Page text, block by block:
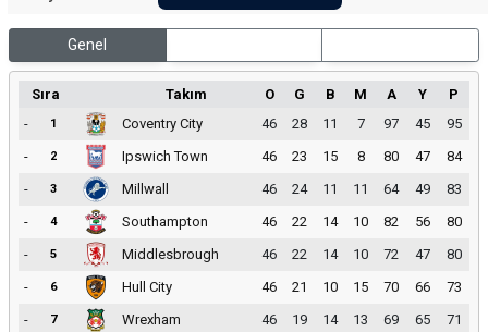
Genel
Sıra Takım O G B M A Y
P
-
1 Coventry City 46 28 11 7 97 45
95
-
2 Ipswich Town 46 23 15 8 80 47
84
-
3 Millwall 46 24 11 11 64 49
83
-
4 Southampton 46 22 14 10 82 56
80
-
5 Middlesbrough 46 22 14 10 72 47
80
-
6 Hull City 46 21 10 15 70 66
73
-
7 Wrexham 46 19 14 13 69 65
71